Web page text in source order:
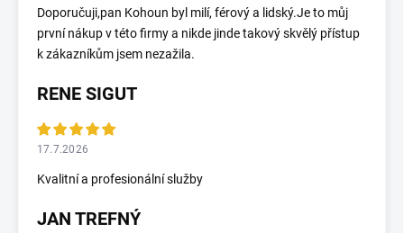
Doporučuji,pan Kohoun byl milí, férový a lidský.Je to můj
první nákup v této firmy a nikde jinde takový skvělý přístup
k zákazníkům jsem nezažila.
RENE SIGUT
17.7.2026
Kvalitní a profesionální služby
JAN TREFNÝ